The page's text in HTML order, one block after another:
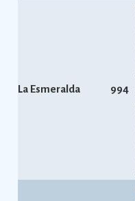
La Esmeralda 994